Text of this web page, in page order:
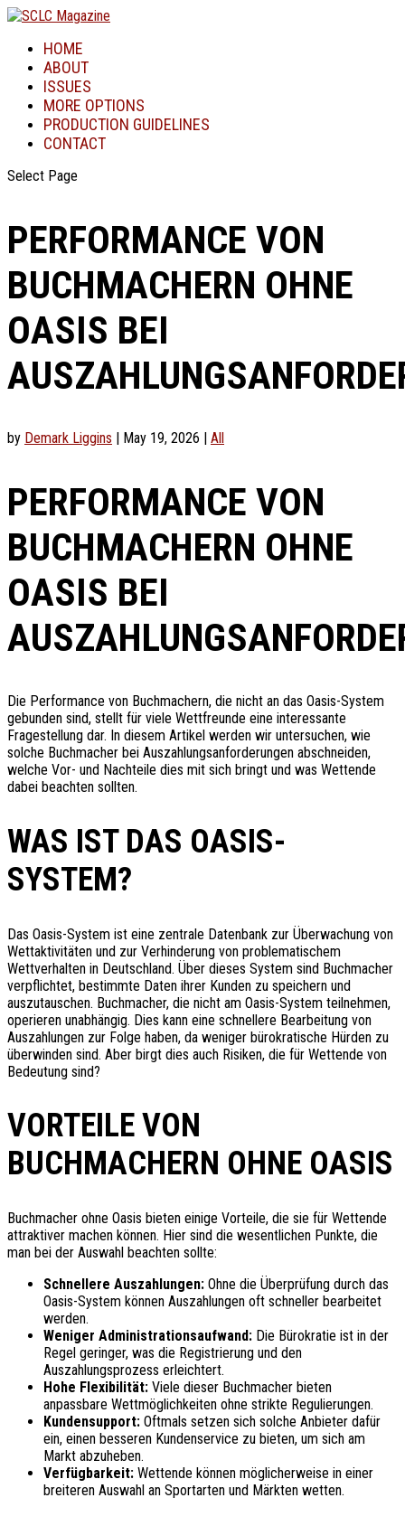
HOME
ABOUT
ISSUES
MORE OPTIONS
PRODUCTION GUIDELINES
CONTACT
Select Page
PERFORMANCE VON
BUCHMACHERN OHNE
OASIS BEI
by Demark Liggins May 19, 2026 All
PERFORMANCE VON
BUCHMACHERN OHNE
OASIS BEI
Die Performance von Buchmachern, die nicht an das Oasis-System
gebunden sind, stellt für viele Wettfreunde eine interessante
Fragestellung dar. In diesem Artikel werden wir untersuchen, wie
solche Buchmacher bei Auszahlungsanforderungen abschneiden,
welche Vor- und Nachteile dies mit sich bringt und was Wettende
dabei beachten sollten.
WAS IST DAS OASIS-
SYSTEM?
Das Oasis-System ist eine zentrale Datenbank zur Überwachung von
Wettaktivitäten und zur Verhinderung von problematischem
Wettverhalten in Deutschland. Über dieses System sind Buchmacher
verpflichtet, bestimmte Daten ihrer Kunden zu speichern und
auszutauschen. Buchmacher, die nicht am Oasis-System teilnehmen,
operieren unabhängig. Dies kann eine schnellere Bearbeitung von
Auszahlungen zur Folge haben, da weniger bürokratische Hürden zu
überwinden sind. Aber birgt dies auch Risiken, die für Wettende von
Bedeutung sind?
VORTEILE VON
BUCHMACHERN OHNE OASIS
Buchmacher ohne Oasis bieten einige Vorteile, die sie für Wettende
attraktiver machen können. Hier sind die wesentlichen Punkte, die
man bei der Auswahl beachten sollte:
Schnellere Auszahlungen: Ohne die Überprüfung durch das
Oasis-System können Auszahlungen oft schneller bearbeitet
werden.
Weniger Administrationsaufwand: Die Bürokratie ist in der
Regel geringer, was die Registrierung und den
Auszahlungsprozess erleichtert.
Hohe Flexibilität: Viele dieser Buchmacher bieten
anpassbare Wettmöglichkeiten ohne strikte Regulierungen.
Kundensupport: Oftmals setzen sich solche Anbieter dafür
ein, einen besseren Kundenservice zu bieten, um sich am
Markt abzuheben.
Verfügbarkeit: Wettende können möglicherweise in einer
breiteren Auswahl an Sportarten und Märkten wetten.